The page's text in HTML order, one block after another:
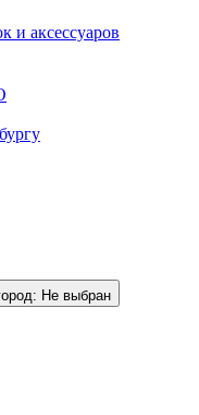
и аксессуаров
Не выбран